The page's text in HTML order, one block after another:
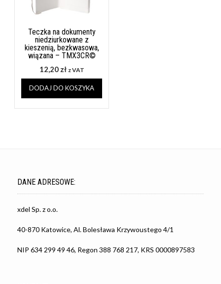
Teczka na dokumenty
niedziurkowane z
kieszenią, bezkwasowa,
wiązana – TMX3CR©
12,20 zł z VAT
DODAJ DO KOSZYKA
DANE ADRESOWE:
xdel Sp. z o.o.
40-870 Katowice, Al. Bolesława Krzywoustego 4/1
NIP 634 299 49 46, Regon 388 768 217, KRS 0000897583